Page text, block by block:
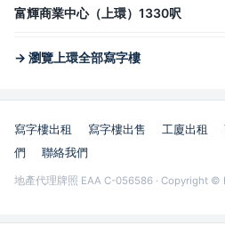
富輝商業中心（上環）1330呎
→ 瀏覽上環全部寫字樓
寫字樓出租 寫字樓出售 工廈出租
們
聯絡我們
地產代理牌照 EAA C-056586 · Copyright ©